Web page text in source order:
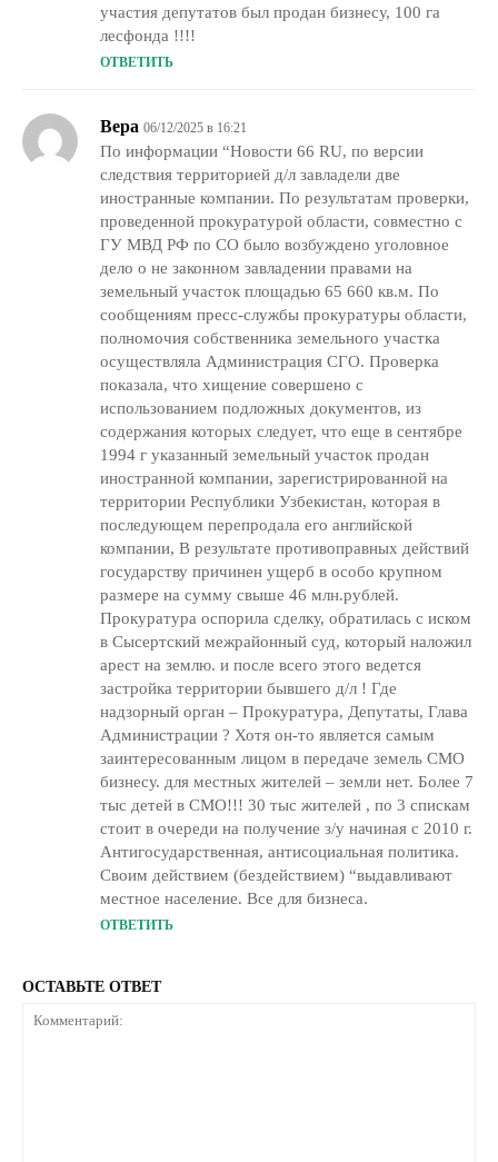
участия депутатов был продан бизнесу, 100 га
лесфонда !!!!
ОТВЕТИТЬ
Вера 06/12/2025 в 16:21
По информации “Новости 66 RU, по версии
следствия территорией д/л завладели две
иностранные компании. По результатам проверки,
проведенной прокуратурой области, совместно с
ГУ МВД РФ по СО было возбуждено уголовное
дело о не законном завладении правами на
земельный участок площадью 65 660 кв.м. По
сообщениям пресс-службы прокуратуры области,
полномочия собственника земельного участка
осуществляла Администрация СГО. Проверка
показала, что хищение совершено с
использованием подложных документов, из
содержания которых следует, что еще в сентябре
1994 г указанный земельный участок продан
иностранной компании, зарегистрированной на
территории Республики Узбекистан, которая в
последующем перепродала его английской
компании, В результате противоправных действий
государству причинен ущерб в особо крупном
размере на сумму свыше 46 млн.рублей.
Прокуратура оспорила сделку, обратилась с иском
в Сысертский межрайонный суд, который наложил
арест на землю. и после всего этого ведется
застройка территории бывшего д/л ! Где
надзорный орган – Прокуратура, Депутаты, Глава
Администрации ? Хотя он-то является самым
заинтересованным лицом в передаче земель СМО
бизнесу. для местных жителей – земли нет. Более 7
тыс детей в СМО!!! 30 тыс жителей , по 3 спискам
стоит в очереди на получение з/у начиная с 2010 г.
Антигосударственная, антисоциальная политика.
Своим действием (бездействием) “выдавливают
местное население. Все для бизнеса.
ОТВЕТИТЬ
ОСТАВЬТЕ ОТВЕТ